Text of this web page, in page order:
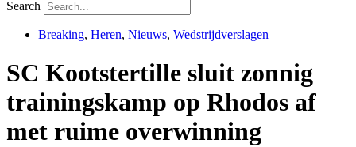
Search
Breaking, Heren, Nieuws, Wedstrijdverslagen
SC Kootstertille sluit zonnig
trainingskamp op Rhodos af
met ruime overwinning